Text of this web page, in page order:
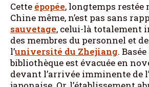
Cette épopée, longtemps restée
Chine même, n’est pas sans
sauvetage, celui-là totalement
des membres du personnel et
l’université du Zhejiang.
bibliothèque est évacuée en
devant l’arrivée imminente de